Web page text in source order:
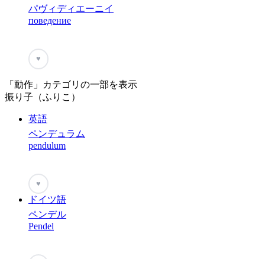
パヴィディエーニイ
поведение
♥
「動作」カテゴリの一部を表示
振り子（ふりこ）
英語
ペンデュラム
pendulum
♥
ドイツ語
ペンデル
Pendel